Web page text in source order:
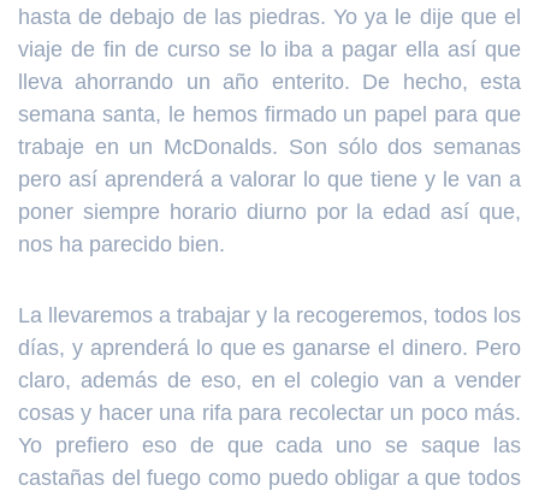
hasta de debajo de las piedras. Yo ya le dije que el
viaje de fin de curso se lo iba a pagar ella así que
lleva ahorrando un año enterito. De hecho, esta
semana santa, le hemos firmado un papel para que
trabaje en un McDonalds. Son sólo dos semanas
pero así aprenderá a valorar lo que tiene y le van a
poner siempre horario diurno por la edad así que,
nos ha parecido bien.
La llevaremos a trabajar y la recogeremos, todos los
días, y aprenderá lo que es ganarse el dinero. Pero
claro, además de eso, en el colegio van a vender
cosas y hacer una rifa para recolectar un poco más.
Yo prefiero eso de que cada uno se saque las
castañas del fuego como puedo obligar a que todos